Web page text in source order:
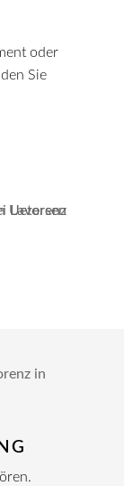
oder
Sie